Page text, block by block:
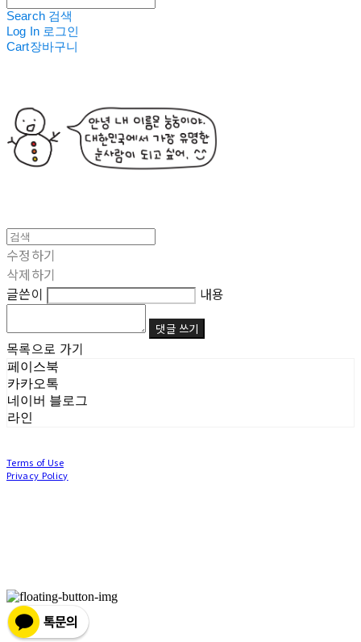
Search 검색
Log In 로그인
Cart장바구니
수정하기
삭제하기
글쓴이
내용
댓글 쓰기
목록으로 가기
페이스북
카카오톡
네이버 블로그
라인
Terms of Use
Privacy Policy